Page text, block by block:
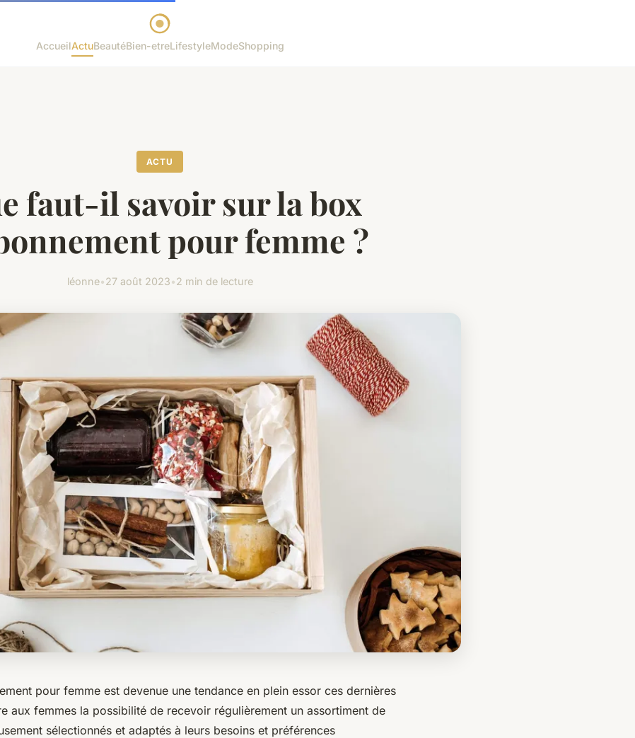
AccueilActuBeautéBien-etreLifestyleModeShopping
ACTU
faut-il savoir sur la box
pour femme ?
léonne•27 août 2023•2 min de lecture
pour femme est devenue une tendance en plein essor ces dernières
aux femmes la possibilité de recevoir régulièrement un assortiment de
sélectionnés et adaptés à leurs besoins et préférences